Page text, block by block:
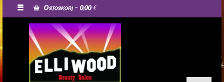
Ostoskori- 0,00€